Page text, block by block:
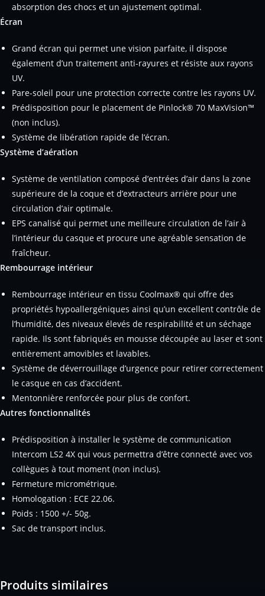
absorption des chocs et un ajustement optimal.
Écran
Grand écran qui permet une vision parfaite, il dispose
également d’un traitement anti-rayures et résiste aux rayons
UV.
Pare-soleil pour une protection correcte contre les rayons UV.
Prédisposition pour le placement de Pinlock® 70 MaxVision™
(non inclus).
Système de libération rapide de l’écran.
Système d’aération
Système de ventilation composé d’entrées d’air dans la zone
supérieure de la coque et d’extracteurs arrière pour une
circulation d’air optimale.
EPS canalisé qui permet une meilleure circulation de l’air à
l’intérieur du casque et procure une agréable sensation de
fraîcheur.
Rembourrage intérieur
Rembourrage intérieur en tissu Coolmax® qui offre des
propriétés hypoallergéniques ainsi qu’un excellent contrôle de
l’humidité, des niveaux élevés de respirabilité et un séchage
rapide. Ils sont fabriqués en mousse découpée au laser et sont
entièrement amovibles et lavables.
Système de déverrouillage d’urgence pour retirer correctement
le casque en cas d’accident.
Mentonnière renforcée pour plus de confort.
Autres fonctionnalités
Prédisposition à installer le système de communication
Intercom LS2 4X qui vous permettra d’être connecté avec vos
collègues à tout moment (non inclus).
Fermeture micrométrique.
Homologation : ECE 22.06.
Poids : 1500 +/- 50g.
Sac de transport inclus.
Produits similaires